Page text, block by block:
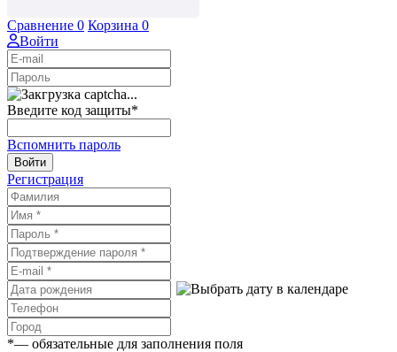
Сравнение 0 Корзина 0
Войти
Введите код защиты*
Вспомнить пароль
Войти
Регистрация
*— обязательные для заполнения поля